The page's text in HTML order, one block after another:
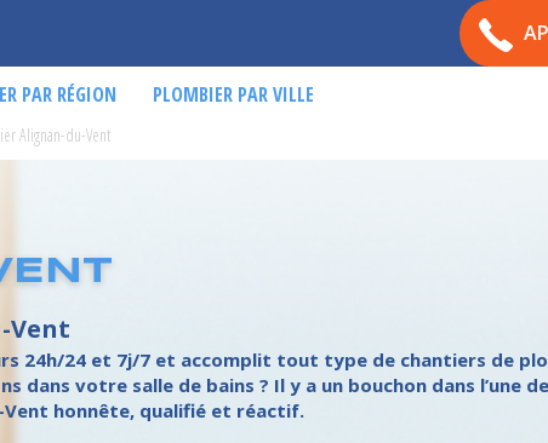
PAR RÉGION PLOMBIER PAR VILLE
Alignan-du-Vent
Vent
24 et 7j/7 et accomplit tout type de chantiers de
votre salle de bains ? Il y a un bouchon dans l’une
Vent honnête, qualifié et réactif.